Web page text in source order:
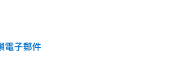
電子郵件